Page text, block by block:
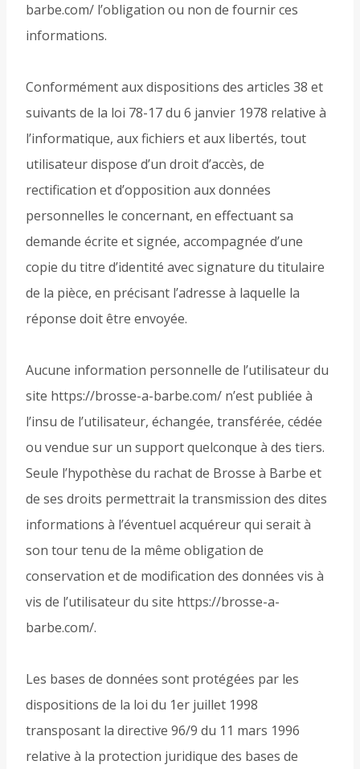
barbe.com/ l’obligation ou non de fournir ces
informations.
Conformément aux dispositions des articles 38 et
suivants de la loi 78-17 du 6 janvier 1978 relative à
l’informatique, aux fichiers et aux libertés, tout
utilisateur dispose d’un droit d’accès, de
rectification et d’opposition aux données
personnelles le concernant, en effectuant sa
demande écrite et signée, accompagnée d’une
copie du titre d’identité avec signature du titulaire
de la pièce, en précisant l’adresse à laquelle la
réponse doit être envoyée.
Aucune information personnelle de l’utilisateur du
site https://brosse-a-barbe.com/ n’est publiée à
l’insu de l’utilisateur, échangée, transférée, cédée
ou vendue sur un support quelconque à des tiers.
Seule l’hypothèse du rachat de Brosse à Barbe et
de ses droits permettrait la transmission des dites
informations à l’éventuel acquéreur qui serait à
son tour tenu de la même obligation de
conservation et de modification des données vis à
vis de l’utilisateur du site https://brosse-a-
barbe.com/.
Les bases de données sont protégées par les
dispositions de la loi du 1er juillet 1998
transposant la directive 96/9 du 11 mars 1996
relative à la protection juridique des bases de